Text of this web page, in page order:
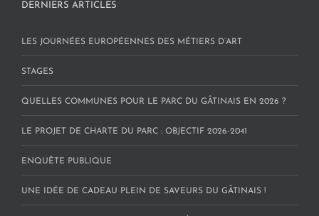
DERNIERS ARTICLES
LES JOURNÉES EUROPÉENNES DES MÉTIERS D’ART
STAGES
QUELLES COMMUNES POUR LE PARC DU GÂTINAIS EN 2026 ?
LE PROJET DE CHARTE DU PARC : OBJECTIF 2026-2041
ENQUÊTE PUBLIQUE
UNE IDÉE DE CADEAU PLEIN DE SAVEURS DU GÂTINAIS !